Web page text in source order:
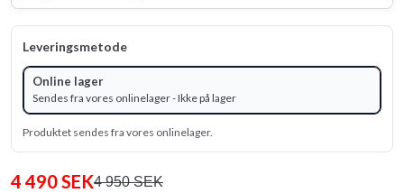
Leveringsmetode
Online lager
Sendes fra vores onlinelager - Ikke på lager
Produktet sendes fra vores onlinelager.
4 490 SEK4 950 SEK